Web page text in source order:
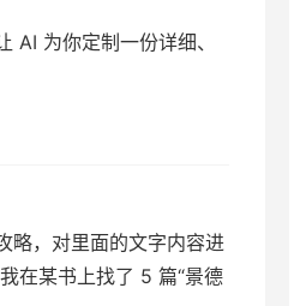
AI 为你定制一份详细、
略，对里面的文字内容进
在某书上找了 5 篇“景德